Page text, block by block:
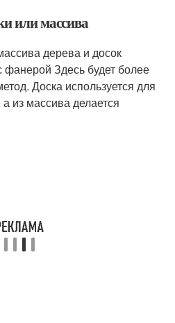
или массива
дерева и досок
фанерой Здесь будет более
Доска используется для
из массива делается